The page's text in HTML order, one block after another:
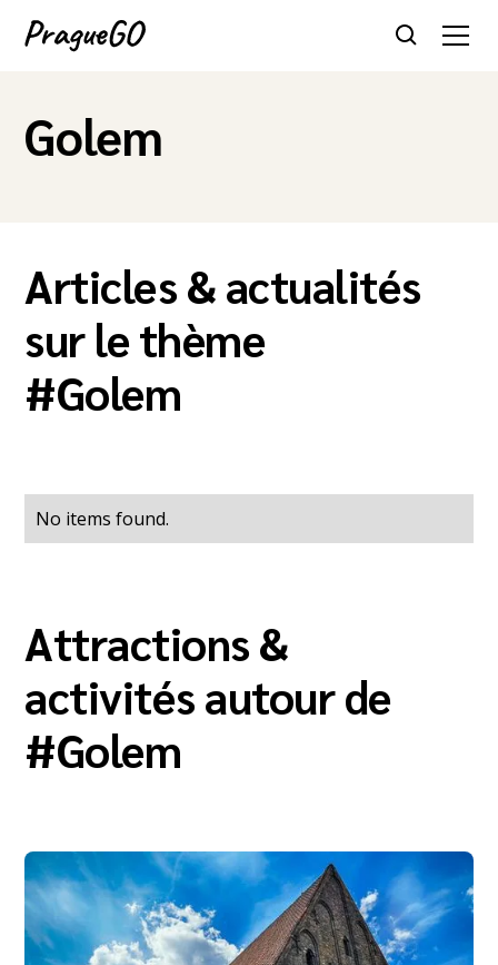
Golem
Articles & actualités
sur le thème
#Golem
No items found.
Attractions &
activités autour de
#Golem